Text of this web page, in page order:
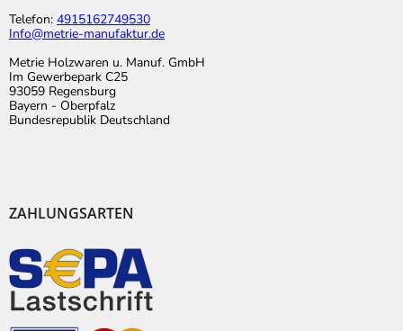
Telefon: 4915162749530
Info@metrie-manufaktur.de
Metrie Holzwaren u. Manuf. GmbH
Im Gewerbepark C25
93059 Regensburg
Bayern - Oberpfalz
Bundesrepublik Deutschland
ZAHLUNGSARTEN